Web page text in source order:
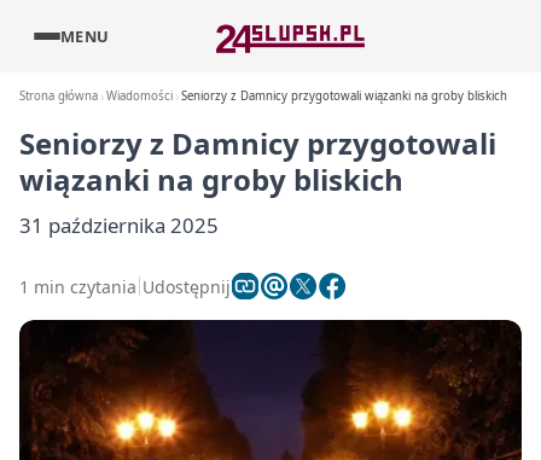
MENU
Strona główna Wiadomości Seniorzy z Damnicy przygotowali wiązanki na groby bliskich
Seniorzy z Damnicy przygotowali
wiązanki na groby bliskich
31 października 2025
1 min czytania Udostępnij